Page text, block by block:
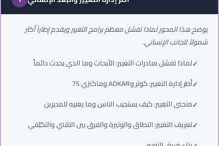
يوضح هذا المحور لماذا تفشل معظم برامج التغيير ويقدم إطاراً أكثر
شمولاً للجانب الإنساني.
لماذا تفشل مبادرات التغيير: الأبحاث وما الذي يحدث دائماً
أطر إدارة التغيير: كوتر وADKAR وماكنزي 7S
منحنى التغيير: كيف يستجيب الناس وما يعنيه للمديرين
تعريف التغيير: النطاق والوتيرة والفرق بين التقني والتكيّفي